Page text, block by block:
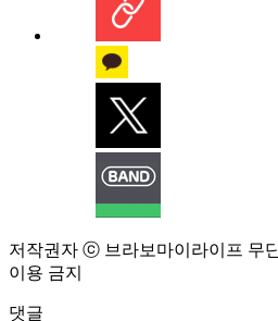
저작권자 ⓒ 브라보마이라이프 무
이용 금지
댓글